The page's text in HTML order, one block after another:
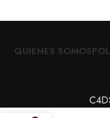
QUIENES SOMOS